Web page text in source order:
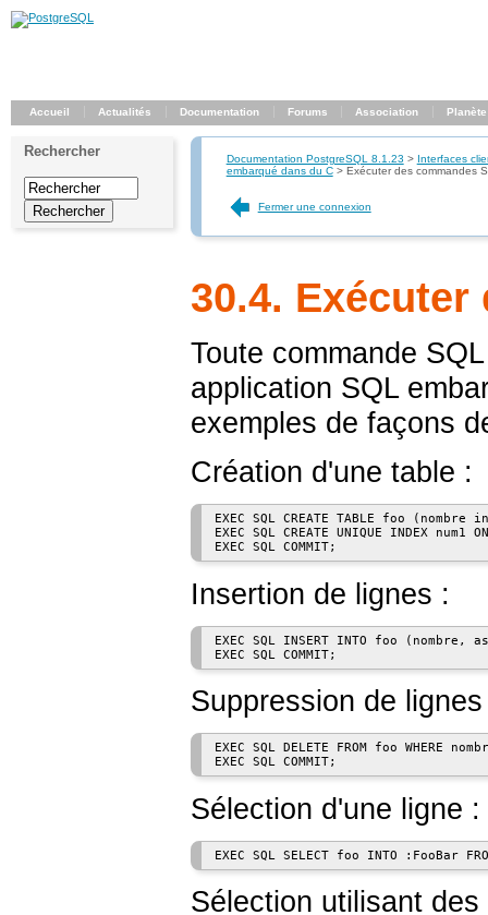
Accueil Actualités Documentation Forums Association Planète
Rechercher Documentation PostgreSQL 8.1.23 > Interfaces
embarqué dans du C> Exécuter des commandes
Fermer une connexion
30.4. Exécuter
Toute commande
application SQL
exemples de façons
Création d'une table :
EXEC SQL CREATE TABLE foo
EXEC SQL CREATE UNIQUE INDEX num1
Insertion de lignes :
EXEC SQL INSERT INTO foo
Suppression de
EXEC SQL DELETE FROM foo WHERE
Sélection d'une ligne :
Sélection utilisant